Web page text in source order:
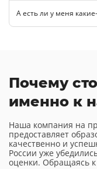
А есть ли у меня
Почему
именно к
Наша компания на
предоставляет
качественно и
России уже
оценки. Обращаясь